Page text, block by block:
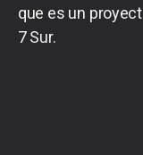
que es un
7 Sur.